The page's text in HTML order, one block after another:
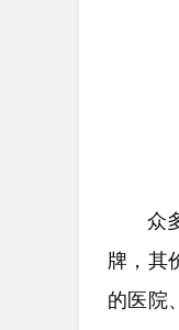
众
牌，其
的医院